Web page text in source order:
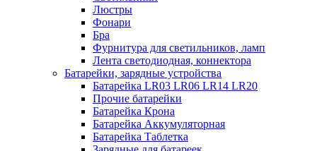
Люстры
Фонари
Бра
Фурнитура для светильников, ламп
Лента светодиодная, коннектора
Батарейки, зарядные устройства
Батарейка LR03 LR06 LR14 LR20
Прочие батарейки
Батарейка Крона
Батарейка Аккумуляторная
Батарейка Таблетка